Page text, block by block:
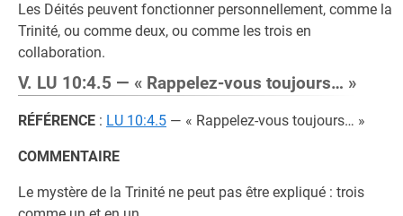
Les Déités peuvent fonctionner personnellement, comme la
Trinité, ou comme deux, ou comme les trois en
collaboration.
V. LU 10:4.5 — « Rappelez-vous toujours… »
RÉFÉRENCE : LU 10:4.5 — « Rappelez-vous toujours… »
COMMENTAIRE
Le mystère de la Trinité ne peut pas être expliqué : trois